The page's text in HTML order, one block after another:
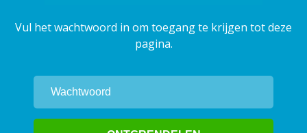
Vul het wachtwoord in om toegang te krijgen tot deze
pagina.